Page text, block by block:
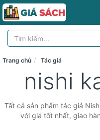
Trang chủ Tác giả
nishi
Tất cả sản phẩm tác giả
với giá tốt nhất, giao